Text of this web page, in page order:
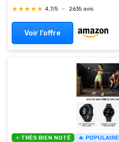
★★★★★
★★★★★ 4,7/5 — 2635 avis
Voir l'offre
⭐ TRÈS BIEN NOTÉ 🔥 POPULAIRE